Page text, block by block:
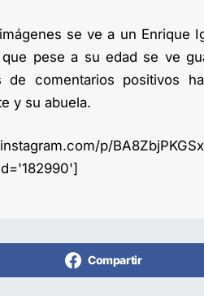
se ve a un Enrique
que pese a su edad se ve
de comentarios positivos
y su abuela.
p/
Compartir